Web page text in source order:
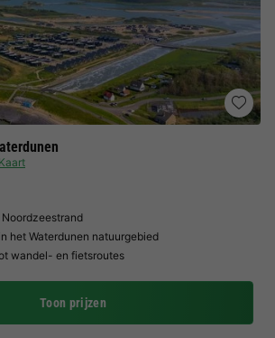
Kaart
het Waterdunen natuurgebied
wandel- en fietsroutes
Toon prijzen